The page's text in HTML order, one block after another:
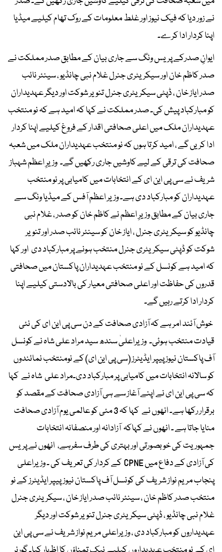
نے زور دیا کہ فیک نیوز اور غلط معلومات کے روک تھام کیلیے میڈیا
اپنا کردار ادا کرے۔
ایوانِ صدرکے پریس ونگ سے جاری بیان کے مطابق صدر مملکت نے
صدر کاظم خان اور سیکریٹری جنرل غلام نبی چانڈیو ، سینئر نائب
صدر ایاز خان ، ڈپٹی سیکریٹری جنرل تنویر شوکت اور دیگر عہدیداران
کو مبارکباد پیش کی۔ صدر مملکت نے کہا کہ امید ہے کہ نو منتخب
عہدیداران ملک میں اعلی صحافتی اقدار کے فروغ کیلیے اپنا کردار
ادا کریں گے ، امید کرتا ہوں کہ نو منتخب عہدیداران ملک میں شعبہ
صحافت کی ترقی کے لیے کاوشیں جاری رکھیں گے۔ وزیرِ اعظم شہباز
شریف نے سی پی این ای کے انتخابات میں کامیابی پر نو منتخب
عہدیداران کو مبارکباد دی ہے۔ وزیر اعظم آفس کے میڈیا ونگ سے
جاری بیان کے مطابق وزیرِ اعظم نے کاظم خان کو صدر ، غلام نبی
چانڈیو کو سیکریٹری جنرل ، ایاز خان کو سینئر نائب صدر اور تنویر
شوکت کو ڈپٹی سیکریٹری جنرل منتخب ہونے پر مبارکباد دی اور کہا
کہ امید ہے کونسل کے نو منتخب عہدیداران پاکستان میں صحافتی
قدروں کی حفاظت اور اعلی صحافتی معیار کی بالادستی کیلیے اپنا
کردار ادا کرتے رہیں گے۔
خوش آئند امر ہے کہ آزادی صحافت کے دن سی پی این ای کی نئی
قیادت منتخب ہوئی۔ وزیراعلیٰ سندھ سید مراد علی شاہ نے کونسل
آف پاکستان نیوز پیپر ایڈیٹرز (سی پی این ای) کے نومنتخب نمائندوں
کو سالانہ انتخابات میں کامیابی پر مبارکباد دی۔مراد علی شاہ نے کہا
کہ سی پی این ای نے اپنے آغاز سے ہی آزادی صحافت کے مقصد کو
برقرار رکھا ہے۔ انھوں نے کہا کہ 3 مئی کو عالمی یوم آزادی صحافت
منایا جاتا ہے ۔ انھوں نے کہاکہ آزادانہ اور منصفانہ انتخابات
جمہوریت کی خوبصورتی اور بہتری کی طرف سفرہے، انھوں نے پریس
کی آزادی کے دفاع میں CPNE کے کردار کی تعریف کی ۔ وزیراعلی
پنجاب مریم نواز شریف کی کونسل آف پاکستان نیوزپیپر ایڈیٹرز کے نو
منتخب صدر کاظم خان ، سینئر نائب صدر ایاز خان ، سیکریٹری جنرل
غلام نبی چانڈیو ، ڈپٹی سیکریٹری جنرل تنویر شوکت اور دیگر
عہدیداروں کو مبارکباد دی ، وزیراعلی مریم نواز شریف نے سی پی این